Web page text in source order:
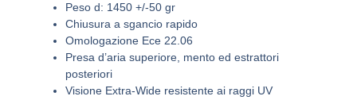
Peso d: 1450 +/-50 gr
Chiusura a sgancio rapido
Omologazione Ece 22.06
Presa d’aria superiore, mento ed estrattori
posteriori
Visione Extra-Wide resistente ai raggi UV